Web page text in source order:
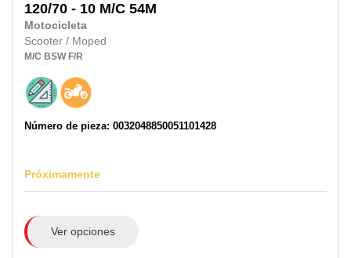
120/70 - 10 M/C 54M
Motocicleta
Scooter / Moped
M/C BSW F/R
Número de pieza: 0032048850051101428
Próximamente
Ver opciones